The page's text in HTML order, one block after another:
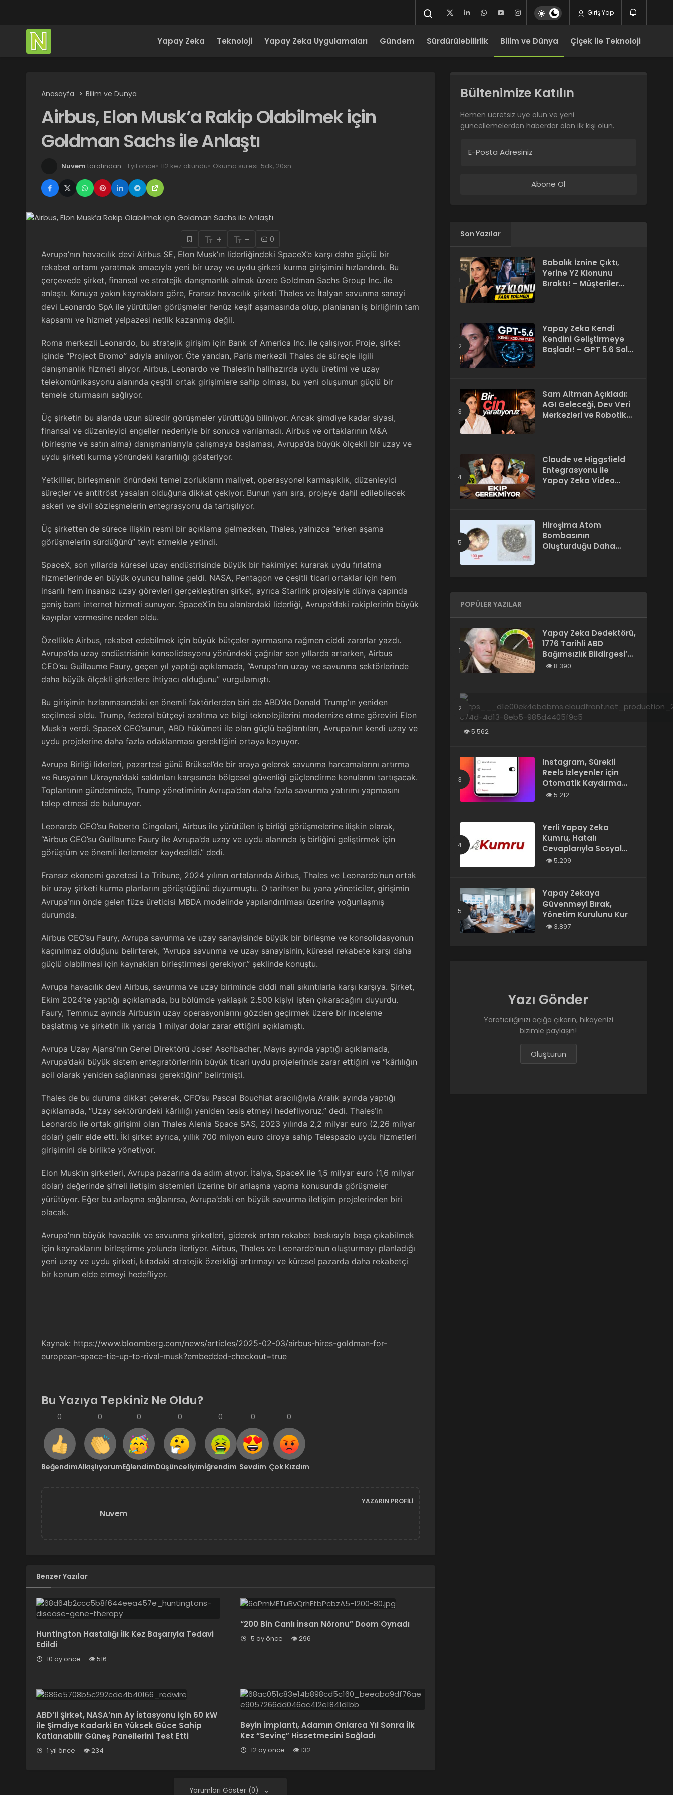
Giriş Yap
Yapay Zeka Teknoloji Yapay Zeka Uygulamaları Gündem Sürdürülebilirlik Bilim ve Dünya Çiçek ile Teknoloji
Anasayfa Bilim ve Dünya
Airbus, Elon Musk’a Rakip Olabilmek için
Goldman Sachs ile Anlaştı
Nuvem tarafından 1 yıl önce 112 kez okundu Okuma süresi: 5dk, 20sn
+ -
0
Avrupa’nın havacılık devi Airbus SE, Elon Musk’ın liderliğindeki SpaceX’e karşı daha güçlü bir
rekabet ortamı yaratmak amacıyla yeni bir uzay ve uydu şirketi kurma girişimini hızlandırdı. Bu
çerçevede şirket, finansal ve stratejik danışmanlık almak üzere Goldman Sachs Group Inc. ile
anlaştı. Konuya yakın kaynaklara göre, Fransız havacılık şirketi Thales ve İtalyan savunma sanayi
devi Leonardo SpA ile yürütülen görüşmeler henüz keşif aşamasında olup, planlanan iş birliğinin tam
kapsamı ve hizmet yelpazesi netlik kazanmış değil.
Roma merkezli Leonardo, bu stratejik girişim için Bank of America Inc. ile çalışıyor. Proje, şirket
içinde “Project Bromo” adıyla anılıyor. Öte yandan, Paris merkezli Thales de süreçle ilgili
danışmanlık hizmeti alıyor. Airbus, Leonardo ve Thales’in halihazırda uydu üretimi ve uzay
telekomünikasyonu alanında çeşitli ortak girişimlere sahip olması, bu yeni oluşumun güçlü bir
temele oturmasını sağlıyor.
Üç şirketin bu alanda uzun süredir görüşmeler yürüttüğü biliniyor. Ancak şimdiye kadar siyasi,
finansal ve düzenleyici engeller nedeniyle bir sonuca varılamadı. Airbus ve ortaklarının M&A
(birleşme ve satın alma) danışmanlarıyla çalışmaya başlaması, Avrupa’da büyük ölçekli bir uzay ve
uydu şirketi kurma yönündeki kararlılığı gösteriyor.
Yetkililer, birleşmenin önündeki temel zorlukların maliyet, operasyonel karmaşıklık, düzenleyici
süreçler ve antitröst yasaları olduğuna dikkat çekiyor. Bunun yanı sıra, projeye dahil edilebilecek
askeri ve sivil sözleşmelerin entegrasyonu da tartışılıyor.
Üç şirketten de sürece ilişkin resmi bir açıklama gelmezken, Thales, yalnızca “erken aşama
görüşmelerin sürdüğünü” teyit etmekle yetindi.
SpaceX, son yıllarda küresel uzay endüstrisinde büyük bir hakimiyet kurarak uydu fırlatma
hizmetlerinde en büyük oyuncu haline geldi. NASA, Pentagon ve çeşitli ticari ortaklar için hem
insanlı hem insansız uzay görevleri gerçekleştiren şirket, ayrıca Starlink projesiyle dünya çapında
geniş bant internet hizmeti sunuyor. SpaceX’in bu alanlardaki liderliği, Avrupa’daki rakiplerinin büyük
kayıplar vermesine neden oldu.
Özellikle Airbus, rekabet edebilmek için büyük bütçeler ayırmasına rağmen ciddi zararlar yazdı.
Avrupa’da uzay endüstrisinin konsolidasyonu yönündeki çağrılar son yıllarda artarken, Airbus
CEO’su Guillaume Faury, geçen yıl yaptığı açıklamada, “Avrupa’nın uzay ve savunma sektörlerinde
daha büyük ölçekli şirketlere ihtiyacı olduğunu” vurgulamıştı.
Bu girişimin hızlanmasındaki en önemli faktörlerden biri de ABD’de Donald Trump’ın yeniden
seçilmesi oldu. Trump, federal bütçeyi azaltma ve bilgi teknolojilerini modernize etme görevini Elon
Musk’a verdi. SpaceX CEO’sunun, ABD hükümeti ile olan güçlü bağlantıları, Avrupa’nın kendi uzay ve
uydu projelerine daha fazla odaklanması gerektiğini ortaya koyuyor.
Avrupa Birliği liderleri, pazartesi günü Brüksel’de bir araya gelerek savunma harcamalarını artırma
ve Rusya’nın Ukrayna’daki saldırıları karşısında bölgesel güvenliği güçlendirme konularını tartışacak.
Toplantının gündeminde, Trump yönetiminin Avrupa’dan daha fazla savunma yatırımı yapmasını
talep etmesi de bulunuyor.
Leonardo CEO’su Roberto Cingolani, Airbus ile yürütülen iş birliği görüşmelerine ilişkin olarak,
“Airbus CEO’su Guillaume Faury ile Avrupa’da uzay ve uydu alanında iş birliğini geliştirmek için
görüştüm ve önemli ilerlemeler kaydedildi.” dedi.
Fransız ekonomi gazetesi La Tribune, 2024 yılının ortalarında Airbus, Thales ve Leonardo’nun ortak
bir uzay şirketi kurma planlarını görüştüğünü duyurmuştu. O tarihten bu yana yöneticiler, girişimin
Avrupa’nın önde gelen füze üreticisi MBDA modelinde yapılandırılması üzerine yoğunlaşmış
durumda.
Airbus CEO’su Faury, Avrupa savunma ve uzay sanayisinde büyük bir birleşme ve konsolidasyonun
kaçınılmaz olduğunu belirterek, “Avrupa savunma ve uzay sanayisinin, küresel rekabete karşı daha
güçlü olabilmesi için kaynakları birleştirmesi gerekiyor.” şeklinde konuştu.
Avrupa havacılık devi Airbus, savunma ve uzay biriminde ciddi mali sıkıntılarla karşı karşıya. Şirket,
Ekim 2024’te yaptığı açıklamada, bu bölümde yaklaşık 2.500 kişiyi işten çıkaracağını duyurdu.
Faury, Temmuz ayında Airbus’ın uzay operasyonlarını gözden geçirmek üzere bir inceleme
başlatmış ve şirketin ilk yarıda 1 milyar dolar zarar ettiğini açıklamıştı.
Avrupa Uzay Ajansı’nın Genel Direktörü Josef Aschbacher, Mayıs ayında yaptığı açıklamada,
Avrupa’daki büyük sistem entegratörlerinin büyük ticari uydu projelerinde zarar ettiğini ve “kârlılığın
acil olarak yeniden sağlanması gerektiğini” belirtmişti.
Thales de bu duruma dikkat çekerek, CFO’su Pascal Bouchiat aracılığıyla Aralık ayında yaptığı
açıklamada, “Uzay sektöründeki kârlılığı yeniden tesis etmeyi hedefliyoruz.” dedi. Thales’in
Leonardo ile ortak girişimi olan Thales Alenia Space SAS, 2023 yılında 2,2 milyar euro (2,26 milyar
dolar) gelir elde etti. İki şirket ayrıca, yıllık 700 milyon euro ciroya sahip Telespazio uydu hizmetleri
girişimini de birlikte yönetiyor.
Elon Musk’ın şirketleri, Avrupa pazarına da adım atıyor. İtalya, SpaceX ile 1,5 milyar euro (1,6 milyar
dolar) değerinde şifreli iletişim sistemleri üzerine bir anlaşma yapma konusunda görüşmeler
yürütüyor. Eğer bu anlaşma sağlanırsa, Avrupa’daki en büyük savunma iletişim projelerinden biri
olacak.
Avrupa’nın büyük havacılık ve savunma şirketleri, giderek artan rekabet baskısıyla başa çıkabilmek
için kaynaklarını birleştirme yolunda ilerliyor. Airbus, Thales ve Leonardo’nun oluşturmayı planladığı
yeni uzay ve uydu şirketi, kıtadaki stratejik özerkliği artırmayı ve küresel pazarda daha rekabetçi
bir konum elde etmeyi hedefliyor.
Kaynak: https://www.bloomberg.com/news/articles/2025-02-03/airbus-hires-goldman-for-
european-space-tie-up-to-rival-musk?embedded-checkout=true
Bu Yazıya Tepkiniz Ne Oldu?
0
Beğendim
0
Alkışlıyorum
0
Eğlendim
0
Düşünceliyim
0
İğrendim
0
Sevdim
0
Çok Kızdım
Nuvem
YAZARIN PROFILI
Benzer Yazılar
Huntington Hastalığı İlk Kez Başarıyla Tedavi
Edildi
10 ay önce 516
“200 Bin Canlı İnsan Nöronu” Doom Oynadı
5 ay önce 296
ABD’li Şirket, NASA’nın Ay İstasyonu için 60 kW
ile Şimdiye Kadarki En Yüksek Güce Sahip
Katlanabilir Güneş Panellerini Test Etti
1 yıl önce 234
Beyin İmplantı, Adamın Onlarca Yıl Sonra İlk
Kez “Sevinç” Hissetmesini Sağladı
12 ay önce 132
Yorumları Göster (0)
Bültenimize Katılın
Hemen ücretsiz üye olun ve yeni
güncellemelerden haberdar olan ilk kişi olun.
E-Posta Adresiniz
Son Yazılar
Babalık İznine Çıktı,
Yerine YZ Klonunu
Bıraktı! – Müşteriler
Yapay Zeka Kendi
Kendini Geliştirmeye
Başladı! – GPT 5.6 Sol
Sam Altman Açıkladı:
AGI Geleceği, Dev Veri
Merkezleri ve Robotik
Claude ve Higgsfield
Entegrasyonu ile
Yapay Zeka Video
Hiroşima Atom
Bombasının
Oluşturduğu Daha
POPÜLER YAZILAR
Yapay Zeka Dedektörü,
1776 Tarihli ABD
Bağımsızlık Bildirgesi’ni
“Yapay Zeka
8.390
5.562
Instagram, Sürekli
Reels İzleyenler için
Otomatik Kaydırma
Özelliğini Test Ediyor
5.212
Yerli Yapay Zeka
Kumru, Hatalı
Cevaplarıyla Sosyal
Medyada Gündem
5.209
Yapay Zekaya
Güvenmeyi Bırak,
Yönetim Kurulunu Kur
3.897
Yazı Gönder
Yaratıcılığınızı açığa çıkarın, hikayenizi
bizimle paylaşın!
Oluşturun